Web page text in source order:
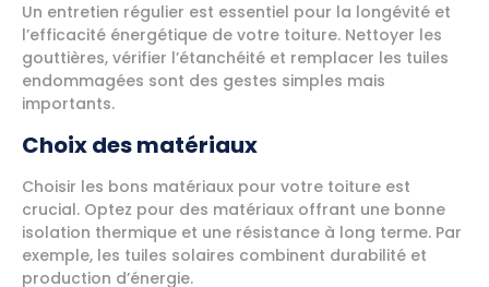
Un entretien régulier est essentiel pour la longévité et
l’efficacité énergétique de votre toiture. Nettoyer les
gouttières, vérifier l’étanchéité et remplacer les tuiles
endommagées sont des gestes simples mais
importants.
Choix des matériaux
Choisir les bons matériaux pour votre toiture est
crucial. Optez pour des matériaux offrant une bonne
isolation thermique et une résistance à long terme. Par
exemple, les tuiles solaires combinent durabilité et
production d’énergie.